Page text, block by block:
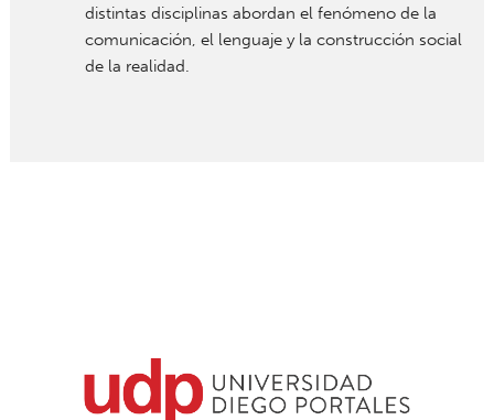
distintas disciplinas abordan el fenómeno de la
comunicación, el lenguaje y la construcción social
de la realidad.